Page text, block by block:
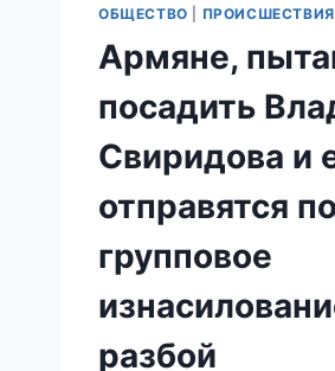
ОБЩЕСТВО ПРОИСШЕСТВИЯ
Армяне,
посадить
Свиридова и
отправятся
групповое
разбой